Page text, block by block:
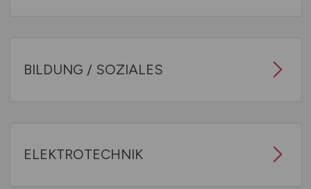
BILDUNG / SOZIALES
ELEKTROTECHNIK